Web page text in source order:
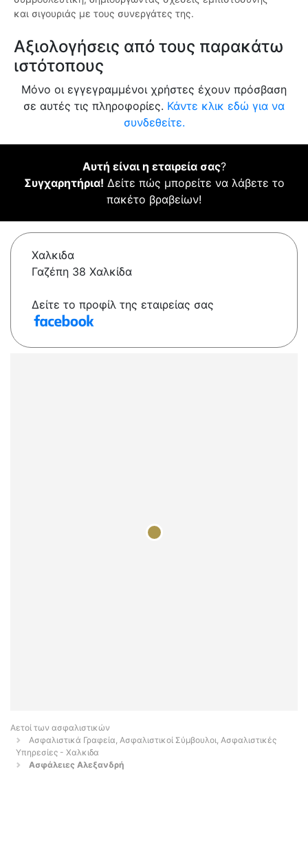
και σιγουριάς με τους συνεργάτες της.
Αξιολογήσεις από τους παρακάτω
ιστότοπους
Μόνο οι εγγεγραμμένοι χρήστες έχουν πρόσβαση
σε αυτές τις πληροφορίες. Κάντε κλικ εδώ για να
συνδεθείτε.
Αυτή είναι η εταιρεία σας?
Συγχαρητήρια! Δείτε πώς μπορείτε να λάβετε το
πακέτο βραβείων!
Χαλκιδα
Γαζέπη 38 Χαλκίδα
Δείτε το προφίλ της εταιρείας σας
Αετοί των ασφαλιστικών
Ασφαλιστικά Γραφεία, Ασφαλιστικοί Σύμβουλοι, Ασφαλιστικές
Υπηρεσίες - Χαλκιδα
Ασφάλειες Αλεξανδρή